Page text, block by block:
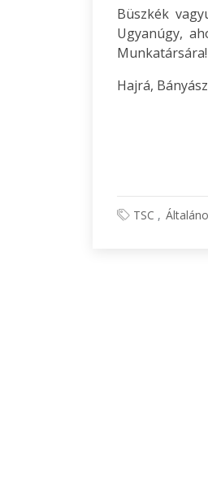
Büszkék
Ugyanúgy,
Munkatársára!
Hajrá,
TSC